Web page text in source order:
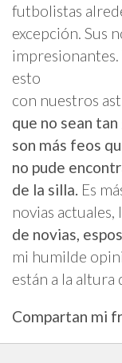
futbolistas
excepción. Sus
impresionantes.
esto
con nuestros
que no sean
son más feos
no pude
de la silla. Es
novias actuales,
de novias,
mi humilde
están a la altura
Compartan mi